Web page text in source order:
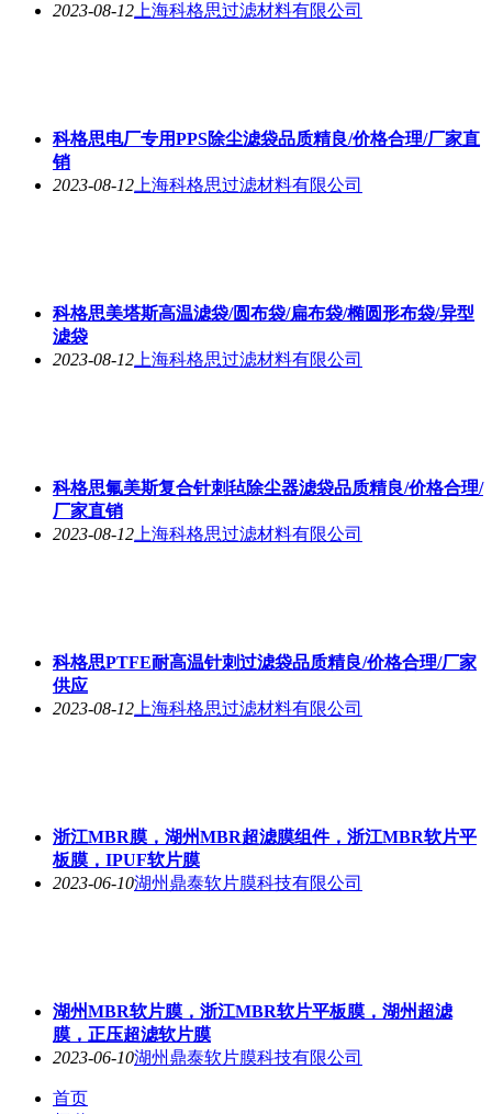
2023-08-12 上海科格思过滤材料有限公司
科格思电厂专用PPS除尘滤袋品质精良/价格合理/厂家直
销
2023-08-12 上海科格思过滤材料有限公司
科格思美塔斯高温滤袋/圆布袋/扁布袋/椭圆形布袋/异型
滤袋
2023-08-12 上海科格思过滤材料有限公司
科格思氟美斯复合针刺毡除尘器滤袋品质精良/价格合理/
厂家直销
2023-08-12 上海科格思过滤材料有限公司
科格思PTFE耐高温针刺过滤袋品质精良/价格合理/厂家
供应
2023-08-12 上海科格思过滤材料有限公司
浙江MBR膜，湖州MBR超滤膜组件，浙江MBR软片平
板膜，IPUF软片膜
2023-06-10湖州鼎泰软片膜科技有限公司
湖州MBR软片膜，浙江MBR软片平板膜，湖州超滤
膜，正压超滤软片膜
2023-06-10湖州鼎泰软片膜科技有限公司
首页